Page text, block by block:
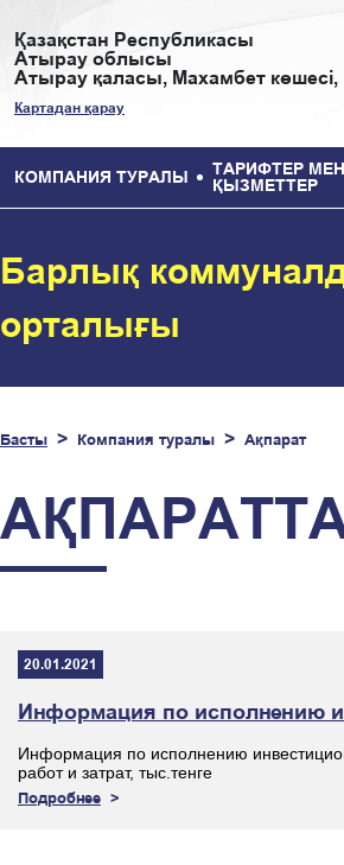
Қазақстан Республикасы
Атырау облысы
Атырау қаласы, Махамбет көшесі,
Картадан қарау
КОМПАНИЯ ТУРАЛЫ
ТАРИФТЕР МЕН
ҚЫЗМЕТТЕР
Барлық
орталығы
Басты Компания туралы Ақпарат
20.01.2021
Информация по исполнению
Информация по исполнению
работ и затрат, тыс.тенге
Подробнее